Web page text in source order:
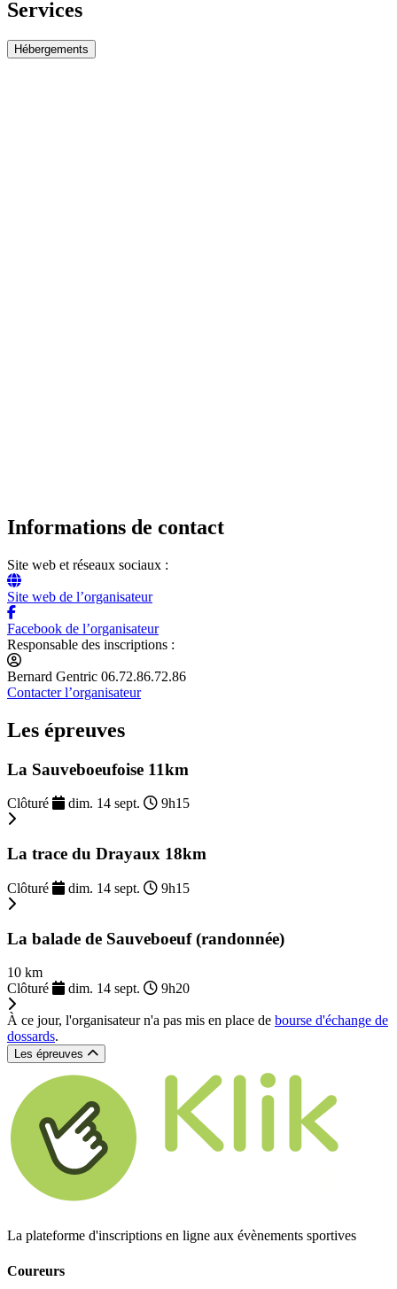
Services
Hébergements
Informations de contact
Site web et réseaux sociaux :
Site web de l’organisateur
Facebook de l’organisateur
Responsable des inscriptions :
Bernard Gentric 06.72.86.72.86
Contacter l’organisateur
Les épreuves
La Sauveboeufoise 11km
Clôturé dim. 14 sept. 9h15
La trace du Drayaux 18km
Clôturé dim. 14 sept. 9h15
La balade de Sauveboeuf (randonnée)
10 km
Clôturé
dim. 14 sept. 9h20
À ce jour, l'organisateur n'a pas mis en place de bourse d'échange de
dossards.
Les épreuves
La plateforme d'inscriptions en ligne aux évènements sportives
Coureurs